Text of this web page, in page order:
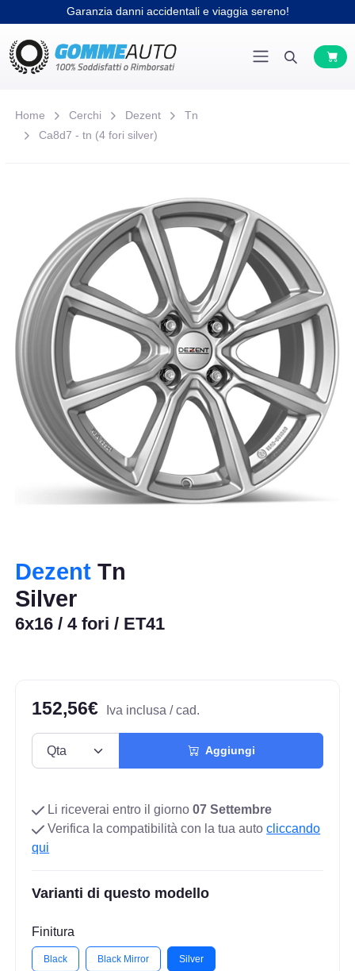
Garanzia danni accidentali e viaggia sereno!
Home Cerchi Dezent
Tn
Ca8d7 - tn (4 fori silver)
Dezent Tn
Silver
6x16 / 4 fori / ET41
152,56€ Iva inclusa / cad.
Aggiungi
Li riceverai entro il giorno07 Settembre
Verifica la compatibilità con la tua autocliccando
qui
Varianti di questo modello
Finitura
Black Black Mirror Silver